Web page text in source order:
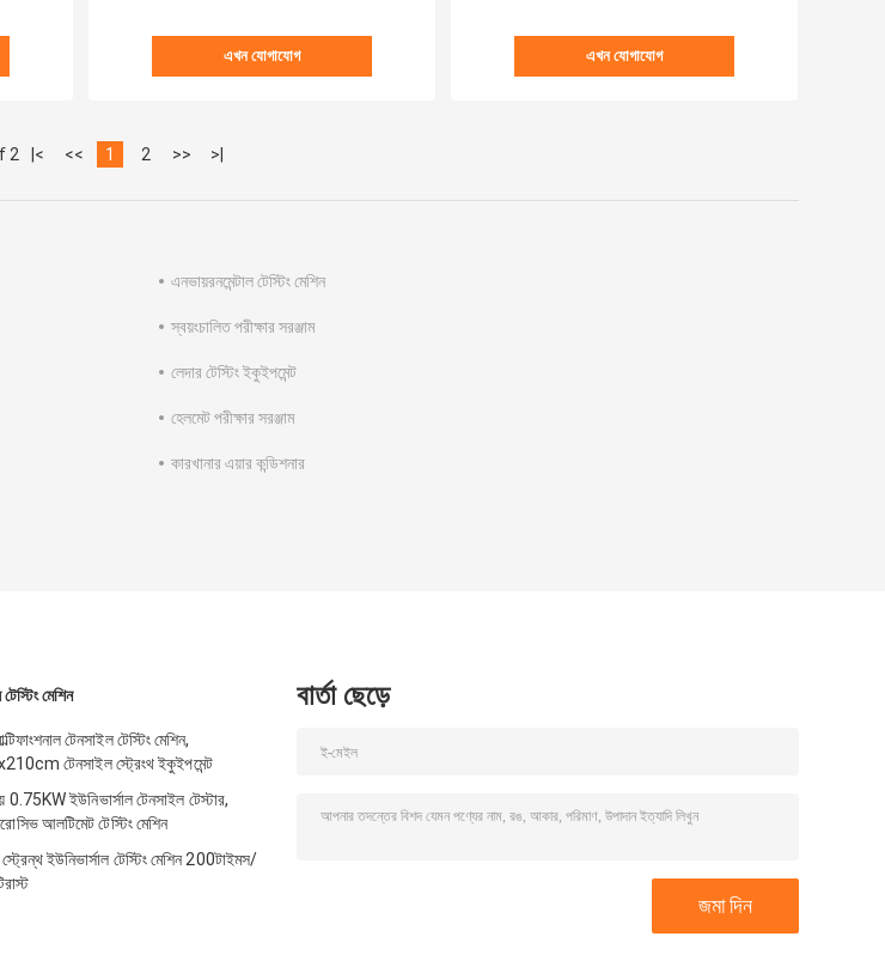
এখন যোগাযোগ এখন যোগাযোগ
2 |< << 1 2 >> >|
এনভায়রনমেন্টাল টেস্টিং মেশিন
স্বয়ংচালিত পরীক্ষার সরঞ্জাম
লেদার টেস্টিং ইকুইপমেন্ট
হেলমেট পরীক্ষার সরঞ্জাম
কারখানার এয়ার কন্ডিশনার
মেশিন
টেনসাইল টেস্টিং মেশিন,
টেনসাইল স্ট্রেংথ ইকুইপমেন্ট
0.75KW ইউনিভার্সাল টেনসাইল টেস্টার,
আলটিমেট টেস্টিং মেশিন
ইউনিভার্সাল টেস্টিং মেশিন 200টাইমস/
বার্তা ছেড়ে